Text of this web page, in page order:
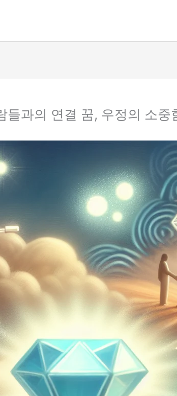
과의 연결 꿈, 우정의 소중